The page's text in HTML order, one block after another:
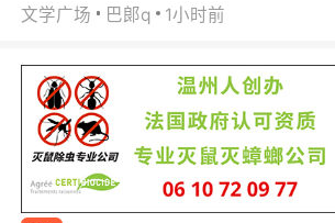
文学广场 巴郞q 1小时前